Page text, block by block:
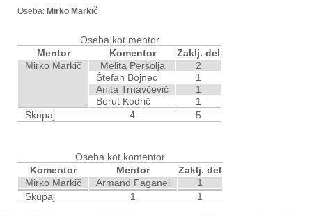
Oseba: Mirko Markič
Oseba kot mentor
Mentor
Komentor
Zaklj. del
Mirko Markič
Melita Peršolja
2
Štefan Bojnec
1
Anita Trnavčevič
1
Borut Kodrič
1
Skupaj
4 5
Oseba kot komentor
Komentor
Mentor
Zaklj. del
Mirko Markič
Armand Faganel
1
Skupaj
1 1